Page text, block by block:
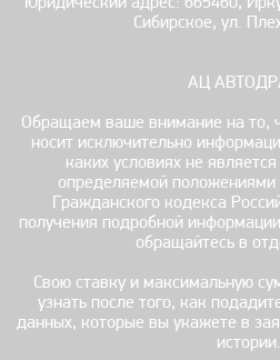
Сибирское, ул.
АЦ
Обращаем ваше внимание на то,
носит исключительно
каких условиях не
определяемой положениями
Гражданского кодекса
получения подробной
обращайтесь в
Свою ставку и максимальную
узнать после того, как
данных, которые вы укажете в
истории.